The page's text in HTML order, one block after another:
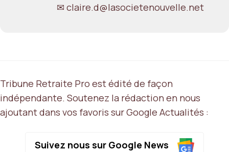
✉ claire.d@lasocietenouvelle.net
Tribune Retraite Pro est édité de façon
indépendante. Soutenez la rédaction en nous
ajoutant dans vos favoris sur Google Actualités :
Suivez nous sur Google News